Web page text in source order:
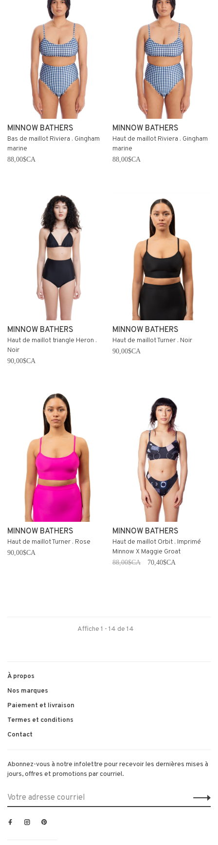
MINNOW BATHERS
Bas de maillot Riviera . Gingham
marine
88,00$CA
MINNOW BATHERS
Haut de maillot Riviera . Gingham
marine
88,00$CA
MINNOW BATHERS
Haut de maillot triangle Heron .
Noir
90,00$CA
MINNOW BATHERS
Haut de maillot Turner . Noir
90,00$CA
MINNOW BATHERS
Haut de maillot Turner . Rose
90,00$CA
MINNOW BATHERS
Haut de maillot Orbit . Imprimé
Minnow X Maggie Groat
88,00$CA 70,40$CA
Affiche 1 - 14 de 14
À propos
Nos marques
Paiement et livraison
Termes et conditions
Contact
Abonnez-vous à notre infolettre pour recevoir les dernières mises à
jours, offres et promotions par courriel.